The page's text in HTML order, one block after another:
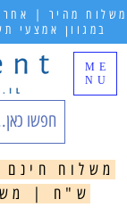
ME
NU
משלוח מהיר |
במגוון אמצעי
ש"ח |